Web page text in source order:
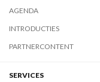
AGENDA
INTRODUCTIES
PARTNERCONTENT
SERVICES